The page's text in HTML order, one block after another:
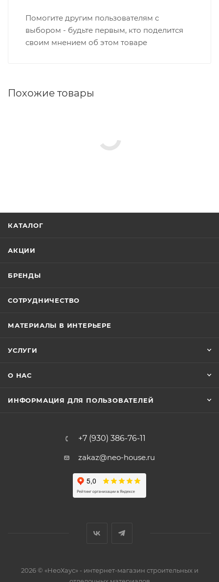
Помогите другим пользователям с
выбором - будьте первым, кто поделится
своим мнением об этом товаре
Похожие товары
КАТАЛОГ
АКЦИИ
БРЕНДЫ
СОТРУДНИЧЕСТВО
МАТЕРИАЛЫ В ИНТЕРЬЕРЕ
УСЛУГИ
О НАС
ИНФОРМАЦИЯ ДЛЯ ПОЛЬЗОВАТЕЛЕЙ
+7 (930) 386-76-11
zakaz@neo-house.ru
2026 © «НеоХаус» - интернет-магазин строительных и